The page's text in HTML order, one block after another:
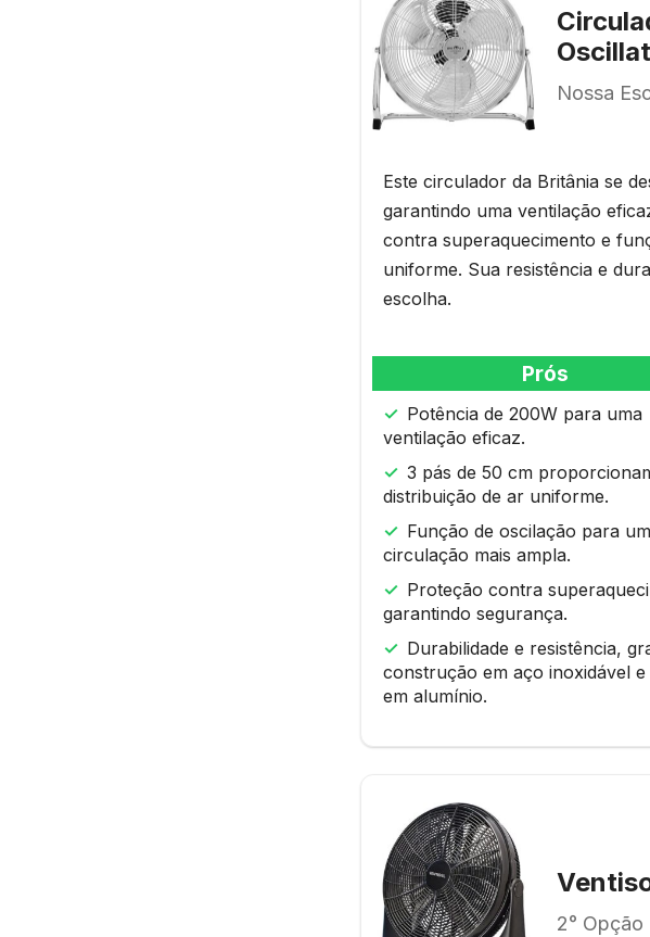
Nossa
Este circulador da Britânia se
garantindo uma ventilação
contra superaquecimento e
uniforme. Sua resistência e
escolha.
Prós
Potência de 200W para uma
ventilação eficaz.
3 pás de 50 cm
distribuição de ar uniforme.
Função de oscilação para
circulação mais ampla.
Proteção contra
garantindo segurança.
Durabilidade e resistência,
construção em aço inoxidável e
em alumínio.
2° Opção